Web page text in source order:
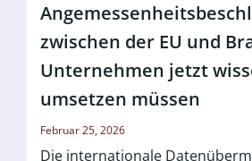
zwischen der EU und
Unternehmen jetzt
umsetzen müssen
Februar 25, 2026
Die internationale